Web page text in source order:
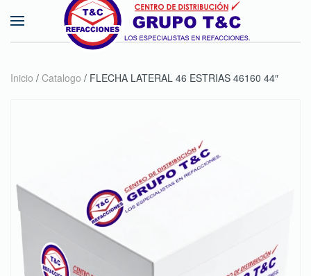
Skip to main content
Inicio / Catalogo / FLECHA LATERAL 46 ESTRIAS 46160 44″